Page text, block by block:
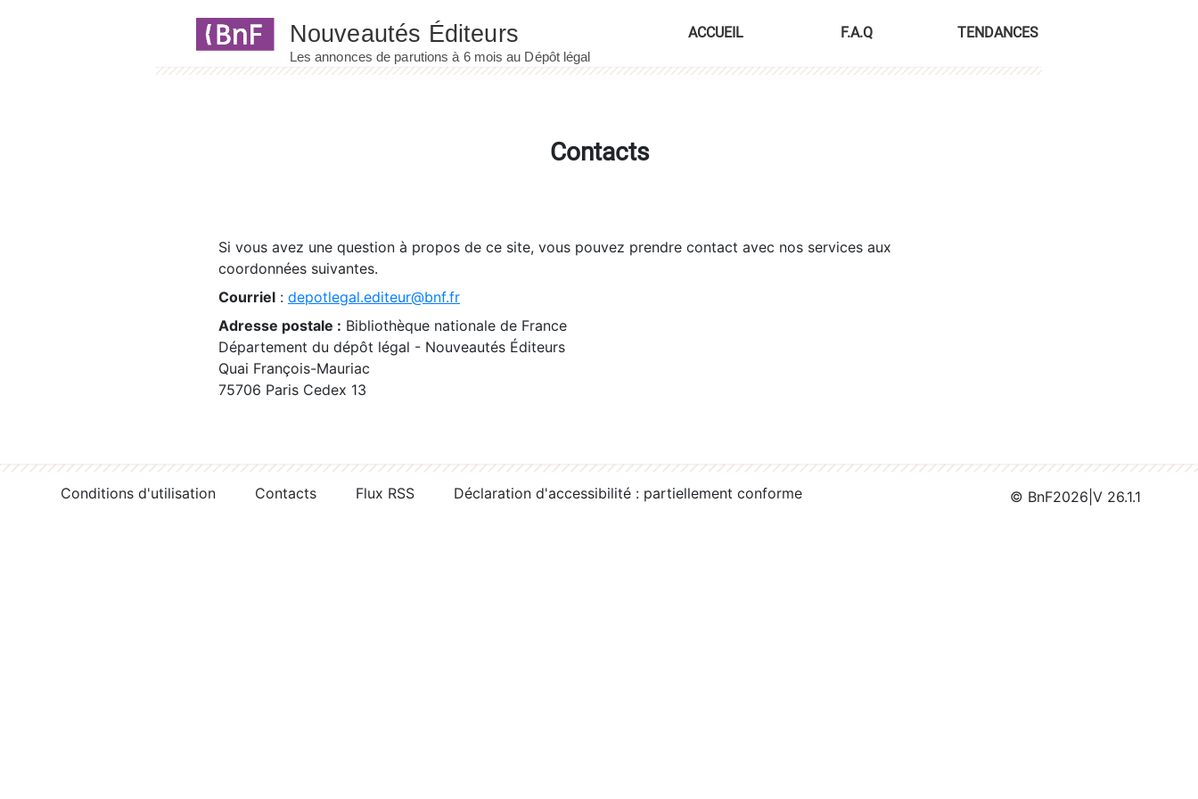
ACCUEIL F.A.Q TENDANCES
Contacts
Si vous avez une question à propos de ce site, vous pouvez prendre contact avec nos services aux
coordonnées suivantes.
Courriel : depotlegal.editeur@bnf.fr
Adresse postale : Bibliothèque nationale de France
Département du dépôt légal - Nouveautés Éditeurs
Quai François-Mauriac
75706 Paris Cedex 13
Conditions d'utilisation Contacts Flux RSS Déclaration d'accessibilité : partiellement conforme © BnF2026 V 26.1.1